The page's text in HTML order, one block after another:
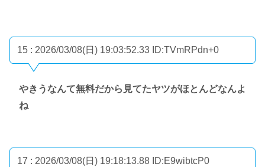
15 : 2026/03/08(日) 19:03:52.33 ID:TVmRPdn+0
やきうなんて無料だから見てたヤツがほとんどなんよ
ね
17 : 2026/03/08(日) 19:18:13.88 ID:E9wibtcP0